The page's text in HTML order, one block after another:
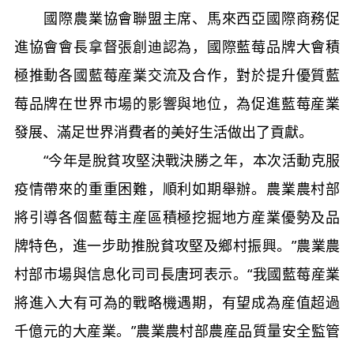
國際農業協會聯盟主席、馬來西亞國際商務促
進協會會長拿督張創迪認為，國際藍莓品牌大會積
極推動各國藍莓産業交流及合作，對於提升優質藍
莓品牌在世界市場的影響與地位，為促進藍莓産業
發展、滿足世界消費者的美好生活做出了貢獻。
“今年是脫貧攻堅決戰決勝之年，本次活動克服
疫情帶來的重重困難，順利如期舉辦。農業農村部
將引導各個藍莓主産區積極挖掘地方産業優勢及品
牌特色，進一步助推脫貧攻堅及鄉村振興。”農業農
村部市場與信息化司司長唐珂表示。“我國藍莓産業
將進入大有可為的戰略機遇期，有望成為産值超過
千億元的大産業。”農業農村部農産品質量安全監管